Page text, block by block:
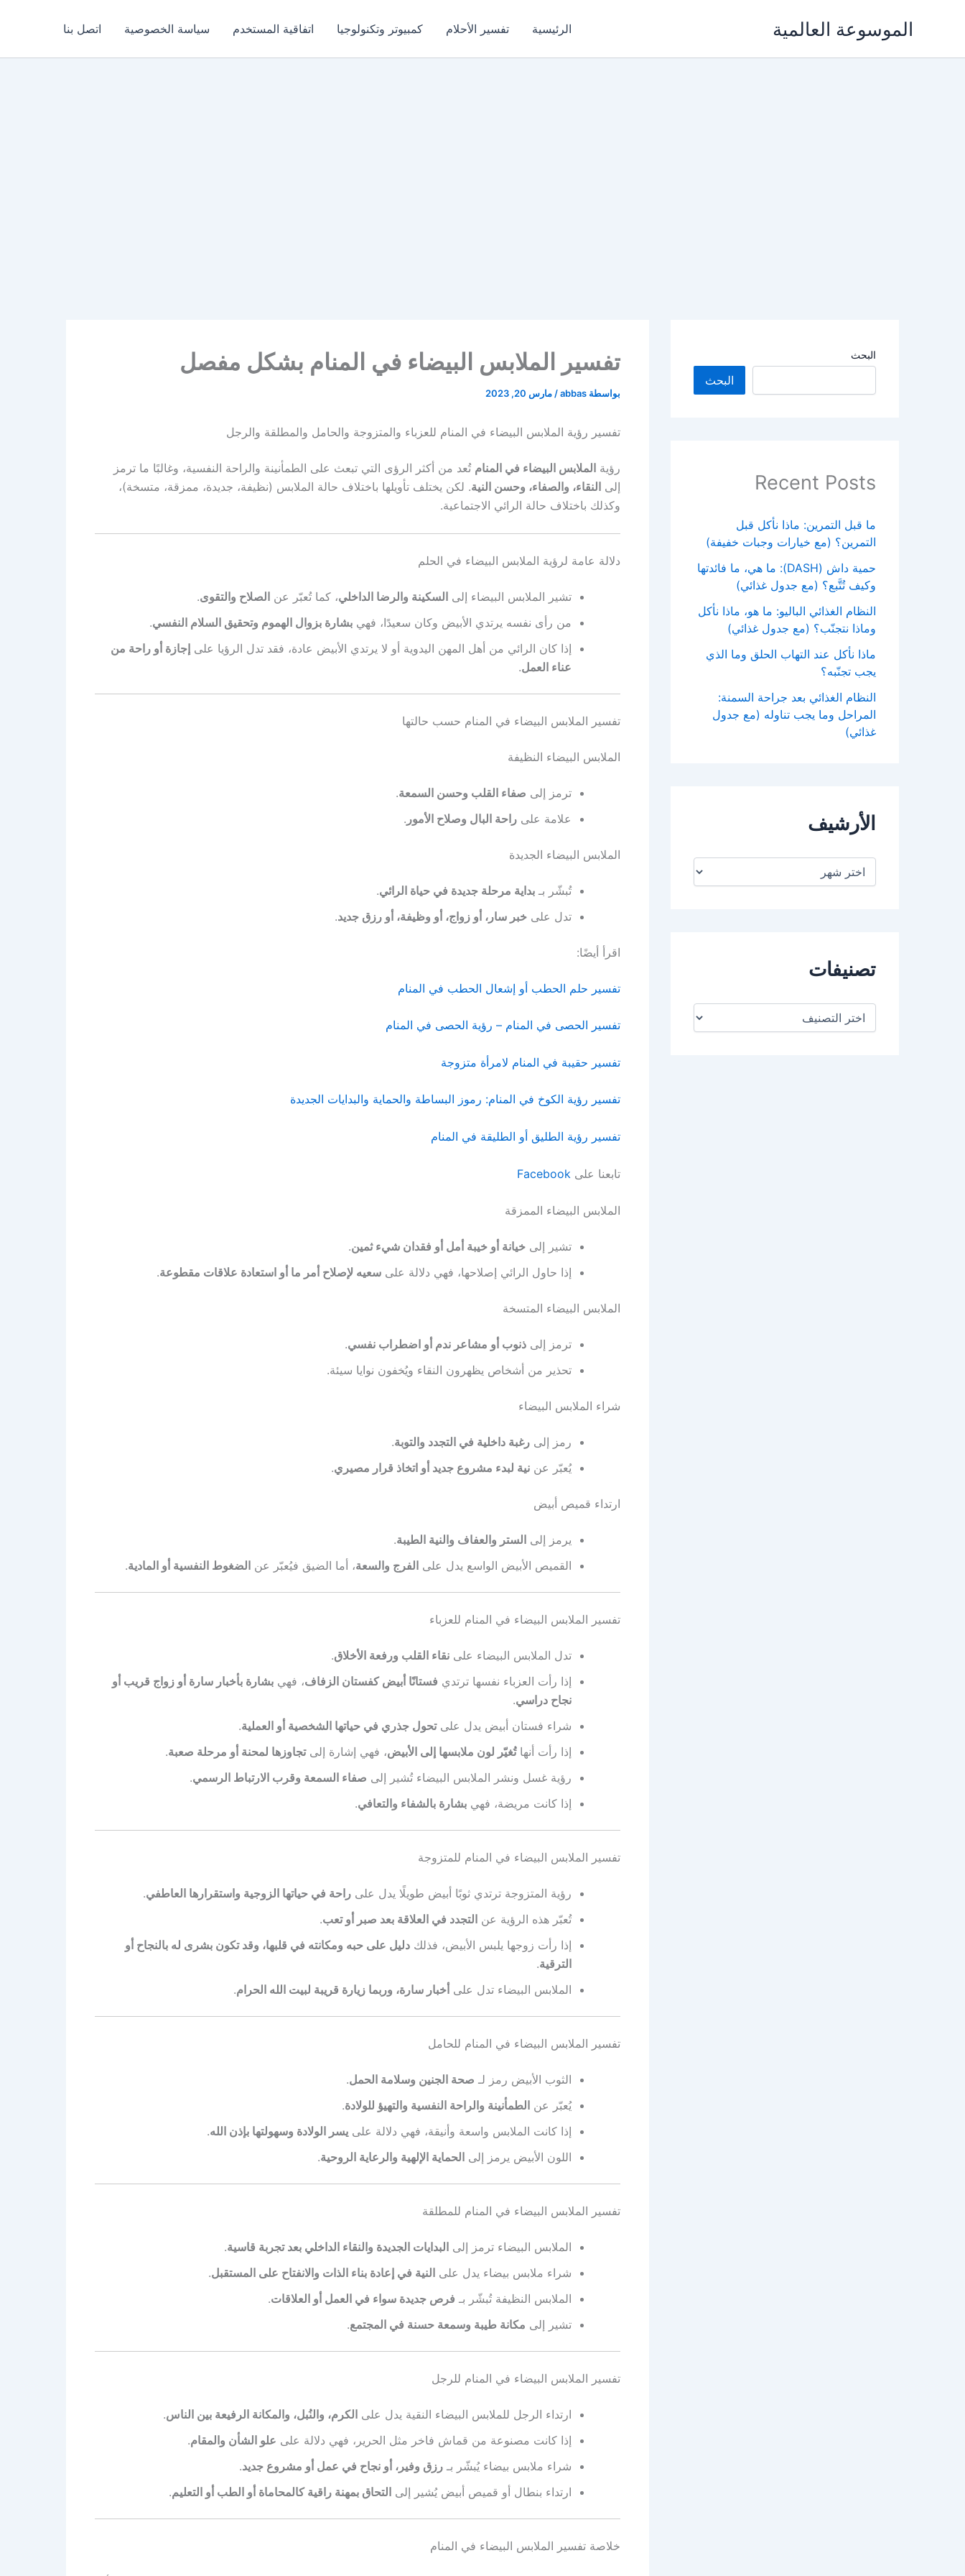
الموسوعة العالمية الرئيسية تفسير الأحلام كمبيوتر وتكنولوجيا اتفاقية المستخدم سياسة الخصوصية اتصل بنا
البحث
البحث
Recent Posts
ما قبل التمرين: ماذا نأكل قبل
التمرين؟ (مع خيارات وجبات خفيفة)
حمية داش (DASH): ما هي، ما فائدتها
وكيف تُتَّبع؟ (مع جدول غذائي)
النظام الغذائي الباليو: ما هو، ماذا نأكل
وماذا نتجنّب؟ (مع جدول غذائي)
ماذا نأكل عند التهاب الحلق وما الذي
يجب تجنّبه؟
النظام الغذائي بعد جراحة السمنة:
المراحل وما يجب تناوله (مع جدول
غذائي)
الأرشيف
تصنيفات
تفسير الملابس البيضاء في المنام بشكل مفصل
بواسطة abbas
/ مارس 20, 2023
تفسير رؤية الملابس البيضاء في المنام للعزباء والمتزوجة والحامل والمطلقة والرجل
رؤية الملابس البيضاء في المنام تُعد من أكثر الرؤى التي تبعث على الطمأنينة والراحة النفسية، وغالبًا ما ترمز
إلى النقاء، والصفاء، وحسن النية. لكن يختلف تأويلها باختلاف حالة الملابس (نظيفة، جديدة، ممزقة، متسخة)،
وكذلك باختلاف حالة الرائي الاجتماعية.
دلالة عامة لرؤية الملابس البيضاء في الحلم
تشير الملابس البيضاء إلى السكينة والرضا الداخلي، كما تُعبّر عن الصلاح والتقوى.
من رأى نفسه يرتدي الأبيض وكان سعيدًا، فهي بشارة بزوال الهموم وتحقيق السلام النفسي.
إذا كان الرائي من أهل المهن اليدوية أو لا يرتدي الأبيض عادة، فقد تدل الرؤيا على إجازة أو راحة من
عناء العمل.
تفسير الملابس البيضاء في المنام حسب حالتها
الملابس البيضاء النظيفة
ترمز إلى صفاء القلب وحسن السمعة.
علامة على راحة البال وصلاح الأمور .
الملابس البيضاء الجديدة
تُبشّر بـ بداية مرحلة جديدة في حياة الرائي.
تدل على خبر سار، أو زواج، أو وظيفة، أو رزق جديد.
اقرأ أيضًا:
تفسير حلم الحطب أو إشعال الحطب في المنام
تفسير الحصى في المنام – رؤية الحصى في المنام
تفسير حقيبة في المنام لامرأة متزوجة
تفسير رؤية الكوخ في المنام: رموز البساطة والحماية والبدايات الجديدة
تفسير رؤية الطليق أو الطليقة في المنام
تابعنا على Facebook
الملابس البيضاء الممزقة
تشير إلى خيانة أو خيبة أمل أو فقدان شيء ثمين.
إذا حاول الرائي إصلاحها، فهي دلالة على سعيه لإصلاح أمر ما أو استعادة علاقات مقطوعة.
الملابس البيضاء المتسخة
ترمز إلى ذنوب أو مشاعر ندم أو اضطراب نفسي.
تحذير من أشخاص يظهرون النقاء ويُخفون نوايا سيئة.
شراء الملابس البيضاء
رمز إلى رغبة داخلية في التجدد والتوبة.
يُعبّر عن نية لبدء مشروع جديد أو اتخاذ قرار مصيري.
ارتداء قميص أبيض
يرمز إلى الستر والعفاف والنية الطيبة.
القميص الأبيض الواسع يدل على الفرج والسعة، أما الضيق فيُعبّر عن الضغوط النفسية أو المادية.
تفسير الملابس البيضاء في المنام للعزباء
تدل الملابس البيضاء على نقاء القلب ورفعة الأخلاق.
إذا رأت العزباء نفسها ترتدي فستانًا أبيض كفستان الزفاف، فهي بشارة بأخبار سارة أو زواج قريب أو
نجاح دراسي.
شراء فستان أبيض يدل علىتحول جذري في حياتها الشخصية أو العملية.
إذا رأت أنهاتُغيّر لون ملابسها إلى الأبيض، فهي إشارة إلىتجاوزها لمحنة أو مرحلة صعبة.
رؤية غسل ونشر الملابس البيضاء تُشير إلى صفاء السمعة وقرب الارتباط الرسمي.
إذا كانت مريضة، فهي بشارة بالشفاء والتعافي.
تفسير الملابس البيضاء في المنام للمتزوجة
رؤية المتزوجة ترتدي ثوبًا أبيض طويلًا يدل على راحة في حياتها الزوجية واستقرارها العاطفي.
تُعبّر هذه الرؤية عن التجدد في العلاقة بعد صبر أو تعب.
إذا رأت زوجها يلبس الأبيض، فذلك دليل على حبه ومكانته في قلبها، وقد تكون بشرى له بالنجاح أو
الترقية.
الملابس البيضاء تدل على أخبار سارة، وربما زيارة قريبة لبيت الله الحرام.
تفسير الملابس البيضاء في المنام للحامل
الثوب الأبيض رمز لـ صحة الجنين وسلامة الحمل.
يُعبّر عن الطمأنينة والراحة النفسية والتهيؤ للولادة.
إذا كانت الملابس واسعة وأنيقة، فهي دلالة على يسر الولادة وسهولتها بإذن الله.
اللون الأبيض يرمز إلى الحماية الإلهية والرعاية الروحية.
تفسير الملابس البيضاء في المنام للمطلقة
الملابس البيضاء ترمز إلى البدايات الجديدة والنقاء الداخلي بعد تجربة قاسية.
شراء ملابس بيضاء يدل على النية في إعادة بناء الذات والانفتاح على المستقبل.
الملابس النظيفة تُبشّر بـ فرص جديدة سواء في العمل أو العلاقات.
تشير إلى مكانة طيبة وسمعة حسنة في المجتمع.
تفسير الملابس البيضاء في المنام للرجل
ارتداء الرجل للملابس البيضاء النقية يدل على الكرم، والنُبل، والمكانة الرفيعة بين الناس.
إذا كانت مصنوعة من قماش فاخر مثل الحرير، فهي دلالة على علو الشأن والمقام.
شراء ملابس بيضاء يُبشّر بـ رزق وفير، أو نجاح في عمل أو مشروع جديد.
ارتداء بنطال أو قميص أبيض يُشير إلى التحاق بمهنة راقية كالمحاماة أو الطب أو التعليم.
خلاصة تفسير الملابس البيضاء في المنام